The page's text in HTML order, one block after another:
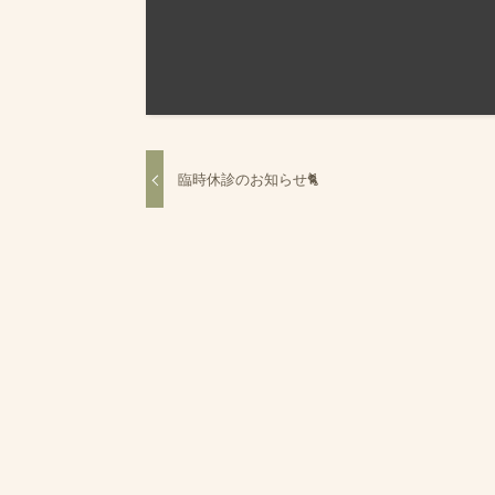
臨時休診のお知らせ🐈